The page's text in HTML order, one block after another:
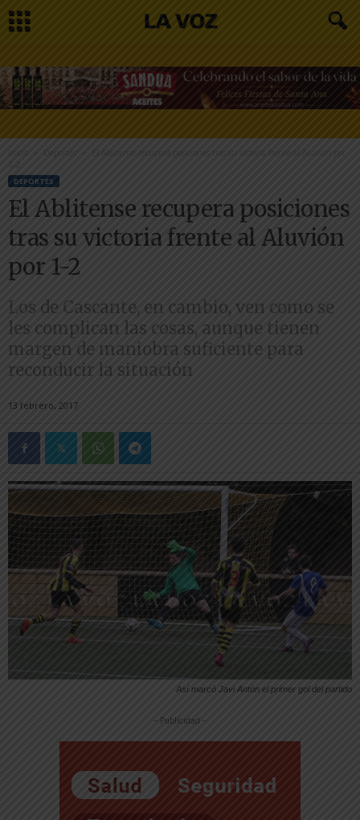
Inicio
El Ablitense recupera posiciones tras su victoria frente al Aluvión por
DEPORTES
El Ablitense recupera posiciones
tras su victoria frente al Aluvión
por 1-2
Los de Cascante, en cambio, ven como se
les complican las cosas, aunque tienen
margen de maniobra suficiente para
reconducir la situación
13 febrero, 2017
Así marcó Javi Antón el primer gol del partido
-- Publicidad --